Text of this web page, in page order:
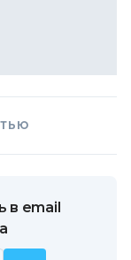
в email